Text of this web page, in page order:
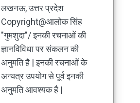
लखनऊ, उत्तर प्रदेश
Copyright@आलोक सिंह
"गुमशुदा"/ इनकी रचनाओं की
ज्ञानविविधा पर संकलन की
अनुमति है | इनकी रचनाओं के
अन्यत्र उपयोग से पूर्व इनकी
अनुमति आवश्यक है |